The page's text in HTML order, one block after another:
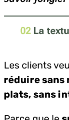
02 La
Les clients
réduire sans
plats, sans